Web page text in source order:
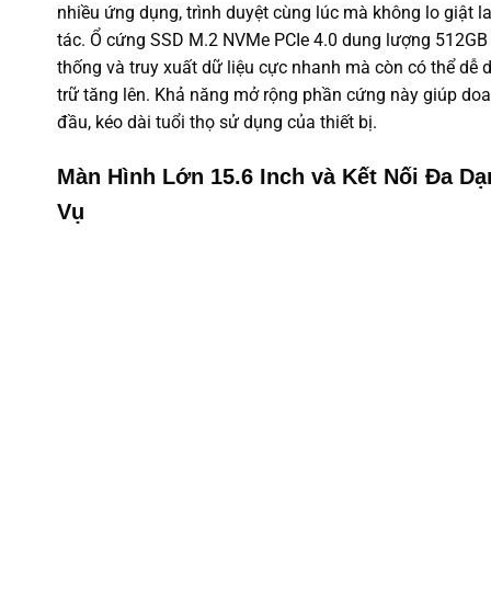
nhiều ứng dụng, trình duyệt cùng lúc mà không lo giật
tác. Ổ cứng SSD M.2 NVMe PCIe 4.0 dung lượng
thống và truy xuất dữ liệu cực nhanh mà còn có thể dễ
trữ tăng lên. Khả năng mở rộng phần cứng này giúp
đầu, kéo dài tuổi thọ sử dụng của thiết bị.
Màn Hình Lớn 15.6 Inch và Kết Nối Đa
Vụ